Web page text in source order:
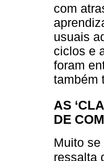
com
usuais
ciclos e
foram
também
AS
DE
Muito
ressalta